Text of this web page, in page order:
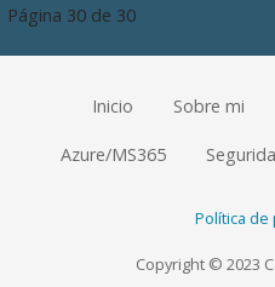
Navegación
por
Entrada
Página 30 de 30
Inicio Sobre mi
Azure/MS365
Política de
Copyright © 2023